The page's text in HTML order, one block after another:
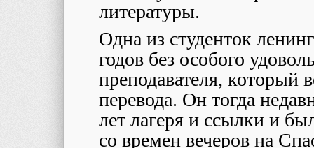
литературы.
Одна из студенток
годов без особого
преподавателя, который
перевода. Он тогда
лет лагеря и ссылки и
со времен вечеров на